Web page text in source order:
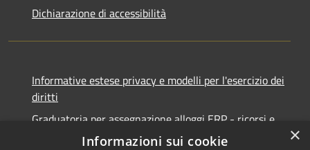
Dichiarazione di accessibilità
Informative estese privacy e modelli per l'esercizio dei
diritti
Graduatoria per assegnazione alloggi ERP - ricorsi e
×
Informazioni sui cookie